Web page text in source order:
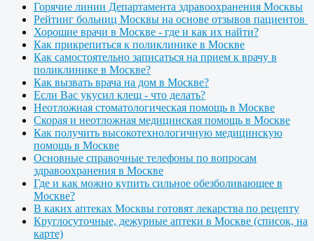
Горячие линии Департамента здравоохранения Москвы
Рейтинг больниц Москвы на основе отзывов пациентов
Хорошие врачи в Москве - где и как их найти?
Как прикрепиться к поликлинике в Москве
Как самостоятельно записаться на прием к врачу в
поликлинике в Москве?
Как вызвать врача на дом в Москве?
Если Вас укусил клещ - что делать?
Неотложная стоматологическая помощь в Москве
Скорая и неотложная медицинская помощь в Москве
Как получить высокотехнологичную медицинскую
помощь в Москве
Основные справочные телефоны по вопросам
здравоохранения в Москве
Где и как можно купить сильное обезболивающее в
Москве?
В каких аптеках Москвы готовят лекарства по рецепту
Круглосуточные, дежурные аптеки в Москве (список, на
карте)